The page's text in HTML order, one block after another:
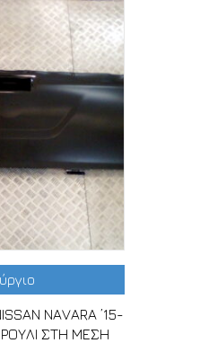
NAVARA ’15-
ΣΤΗ ΜΕΣΗ